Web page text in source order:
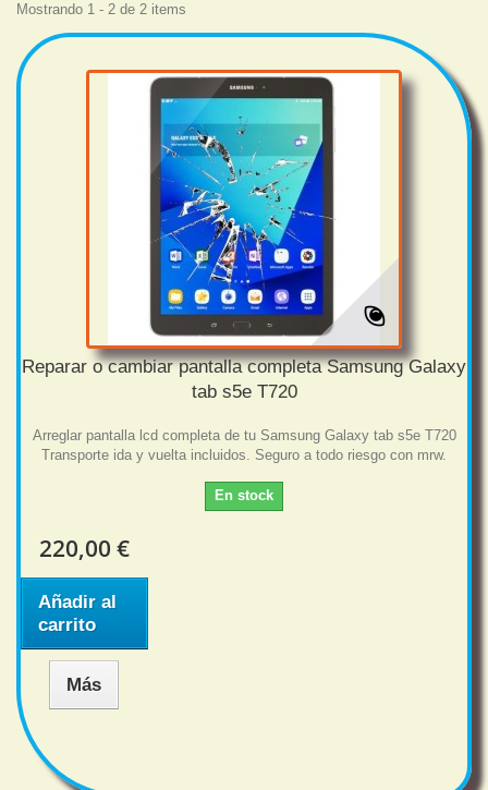
Mostrando 1 - 2 de 2 items
Reparar o cambiar pantalla completa Samsung Galaxy
tab s5e T720
Arreglar pantalla lcd completa de tu Samsung Galaxy tab s5e T720
Transporte ida y vuelta incluidos. Seguro a todo riesgo con mrw.
En stock
220,00 €
Añadir al
carrito
Más